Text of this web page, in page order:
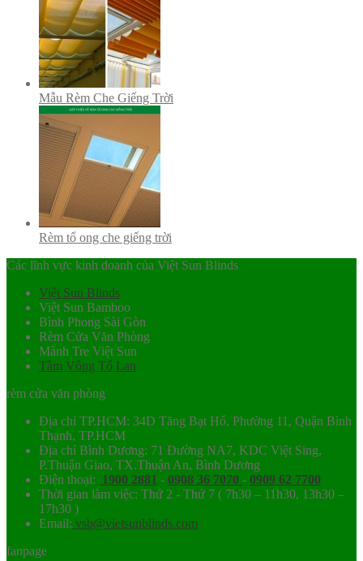
Mẫu Rèm Che Giếng Trời
Rèm tổ ong che giếng trời
Các lĩnh vực kinh doanh của Việt Sun Blinds
Việt Sun Blinds
Việt Sun Bamboo
Bình Phong Sài Gòn
Rèm Cửa Văn Phòng
Mành Tre Việt Sun
Tầm Vông Tố Lan
rèm cửa văn phòng
Địa chỉ TP.HCM: 34D Tăng Bạt Hổ, Phường 11, Quận Bình
Thạnh, TP.HCM
Địa chỉ Bình Dương: 71 Đường NA7, KDC Việt Sing,
P.Thuận Giao, TX.Thuận An, Bình Dương
Điện thoại: 1900 2881 - 0908 36 7070 - 0909 62 7700
Thời gian làm việc: Thứ 2 - Thứ 7 ( 7h30 – 11h30, 13h30 –
17h30 )
Email: vsb@vietsunblinds.com
fanpage